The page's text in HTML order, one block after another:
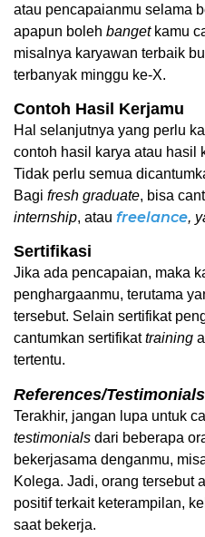
atau pencapaianmu selama
apapun boleh banget kamu
misalnya karyawan terbaik
terbanyak minggu ke-X.
Contoh Hasil Kerjamu
Hal selanjutnya yang perlu
contoh hasil karya atau hasil
Tidak perlu semua
Bagi fresh graduate
internship, atau freelance,
Sertifikasi
Jika ada pencapaian, maka
penghargaanmu, terutama
tersebut. Selain sertifikat
cantumkan sertifikat training
tertentu.
References/Testimonials
Terakhir, jangan lupa untuk
testimonials dari beberapa
bekerjasama denganmu,
Kolega. Jadi, orang tersebut
positif terkait keterampilan,
saat bekerja.